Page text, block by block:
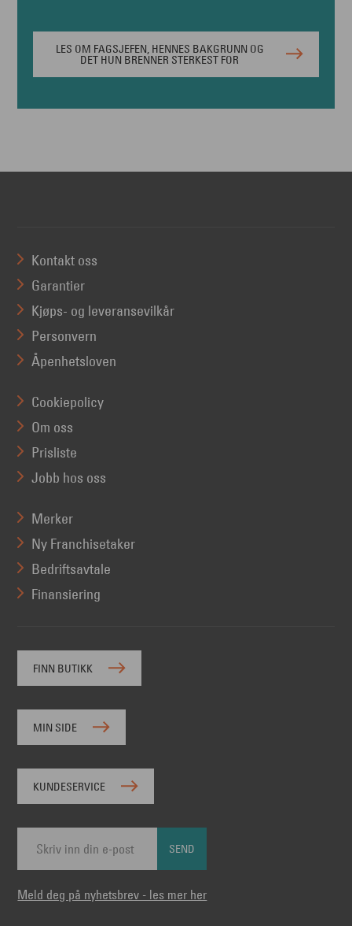
LES OM FAGSJEFEN, HENNES BAKGRUNN OG
DET HUN BRENNER STERKEST FOR
Kontakt oss
Garantier
Kjøps- og leveransevilkår
Personvern
Åpenhetsloven
Cookiepolicy
Om oss
Prisliste
Jobb hos oss
Merker
Ny Franchisetaker
Bedriftsavtale
Finansiering
FINN BUTIKK
MIN SIDE
KUNDESERVICE
SEND
Meld deg på nyhetsbrev - les mer her